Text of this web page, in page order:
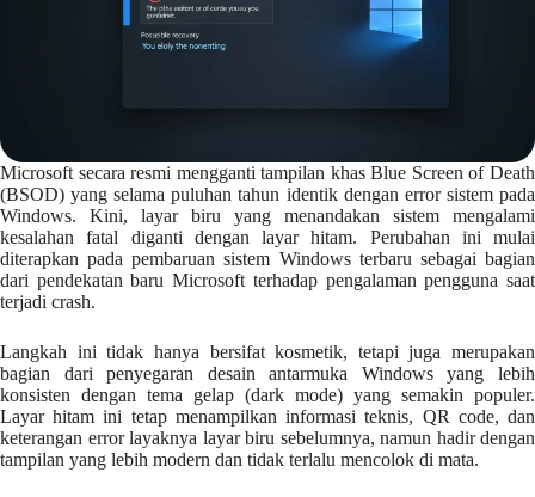
Microsoft secara resmi mengganti tampilan khas Blue Screen of Death
(BSOD) yang selama puluhan tahun identik dengan error sistem pada
Windows. Kini, layar biru yang menandakan sistem mengalami
kesalahan fatal diganti dengan layar hitam. Perubahan ini mulai
diterapkan pada pembaruan sistem Windows terbaru sebagai bagian
dari pendekatan baru Microsoft terhadap pengalaman pengguna saat
terjadi crash.
Langkah ini tidak hanya bersifat kosmetik, tetapi juga merupakan
bagian dari penyegaran desain antarmuka Windows yang lebih
konsisten dengan tema gelap (dark mode) yang semakin populer.
Layar hitam ini tetap menampilkan informasi teknis, QR code, dan
keterangan error layaknya layar biru sebelumnya, namun hadir dengan
tampilan yang lebih modern dan tidak terlalu mencolok di mata.